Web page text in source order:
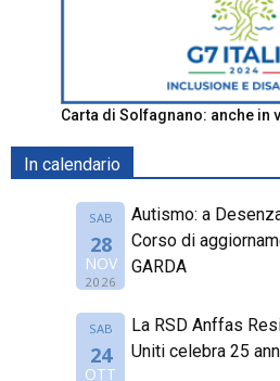
Carta di Solfagnano: anche in
In calendario
SAB
28
NOV
2026
Autismo: a
Corso di
GARDA
SAB
24
OTT
La RSD Anffas
Uniti celebra 25